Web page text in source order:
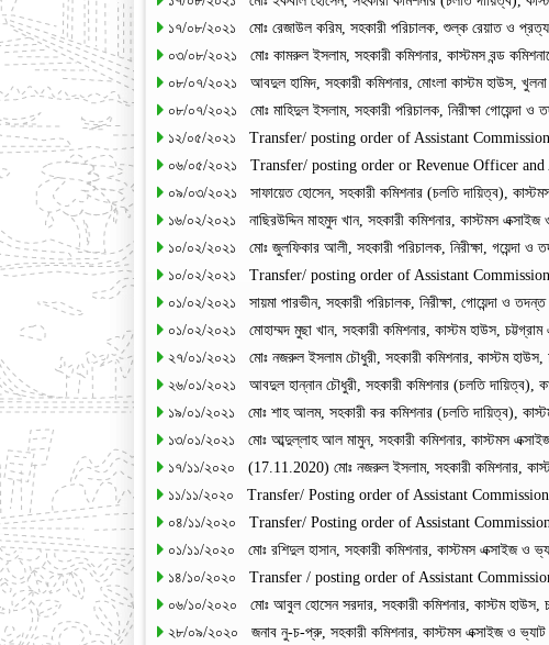
১৭/০৮/২০২১ মোঃ রেজাউল করিম, সহকারী পরিচালক, শুল্ক রেয়াত ও
০৩/০৮/২০২১ মোঃ কামরুল ইসলাম, সহকারী কমিশনার, কাস্টমস বন্ড
০৮/০৭/২০২১ আবদুল হামিদ, সহকারী কমিশনার, মোংলা কাস্টম হাউস,
০৮/০৭/২০২১ মোঃ মাহিদুল ইসলাম, সহকারী পরিচালক, নিরীক্ষা গোয়েন্দা
১২/০৫/২০২১ Transfer/ posting order of Assistant
০৬/০৫/২০২১ Transfer/ posting order or Revenue Officer and
০৯/০৩/২০২১ সাফায়েত হোসেন, সহকারী কমিশনার (চলতি দায়িত্ব), কাস্টমস
১৬/০২/২০২১ নাছিরউদ্দিন মাহমুদ খান, সহকারী কমিশনার, কাস্টমস
১০/০২/২০২১ মোঃ জুলফিকার আলী, সহকারী পরিচালক, নিরীক্ষা, গয়েন্দা
১০/০২/২০২১ Transfer/ posting order of Assistant
০১/০২/২০২১ সায়মা পারভীন, সহকারী পরিচালক, নিরীক্ষা, গোয়েন্দা ও
০১/০২/২০২১ মোহাম্মদ মুছা খান, সহকারী কমিশনার, কাস্টম হাউস,
২৭/০১/২০২১ মোঃ নজরুল ইসলাম চৌধুরী, সহকারী কমিশনার, কাস্টম হাউস,
২৬/০১/২০২১ আবদুল হান্নান চৌধুরী, সহকারী কমিশনার (চলতি দায়িত্ব),
১৯/০১/২০২১ মোঃ শাহ আলম, সহকারী কর কমিশনার (চলতি দায়িত্ব),
১৩/০১/২০২১ মোঃ আব্দুল্লাহ আল মামুন, সহকারী কমিশনার, কাস্টমস
১৭/১১/২০২০ (17.11.2020) মোঃ নজরুল ইসলাম, সহকারী কমিশনার,
১১/১১/২০২০ Transfer/ Posting order of Assistant
০৪/১১/২০২০ Transfer/ Posting order of Assistant
০১/১১/২০২০ মোঃ রশিদুল হাসান, সহকারী কমিশনার, কাস্টমস এক্সাইজ ও
১৪/১০/২০২০ Transfer / posting order of Assistant
০৬/১০/২০২০ মোঃ আবুল হোসেন সরদার, সহকারী কমিশনার, কাস্টম হাউস,
২৮/০৯/২০২০ জনাব নু-চ-প্রু, সহকারী কমিশনার, কাস্টমস এক্সাইজ ও ভ্যাট